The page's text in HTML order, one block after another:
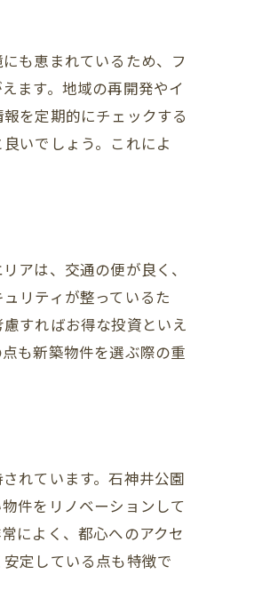
も恵まれているため、フ
ます。地域の再開発やイ
を定期的にチェックする
いでしょう。これによ
アは、交通の便が良く、
リティが整っているた
すればお得な投資といえ
も新築物件を選ぶ際の重
れています。石神井公園
件をリノベーションして
によく、都心へのアクセ
定している点も特徴で